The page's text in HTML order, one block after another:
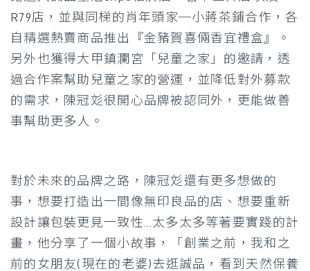
R79店，並與同梯的肖年頭家─小蔣茶鋪合作，各
自精選熱賣商品推出『金豬賀喜倆香宜禮盒』。
另外也獲得大甲鎮瀾宮「兒童之家」的邀請，透
過合作案幫助兒童之家的營運，並降低對外募款
的需求，陳冠彣很開心品牌被認同外，更能做善
事幫助更多人。
對於未來的品牌之路，陳冠彣還有更多想做的
事，想要打造出一間像無印良品的店、想要重新
設計讓包裝更見一致性…太多太多等著要實踐的計
畫，他分享了一個小故事，「創業之前，我和之
前的女朋友(現在的老婆)去逛誠品，看到天然保養